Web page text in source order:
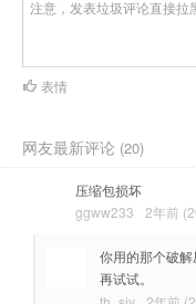
表情
网友最新评论 (20)
压缩包损坏
ggww233
2年前
你用的那个破
再试试。